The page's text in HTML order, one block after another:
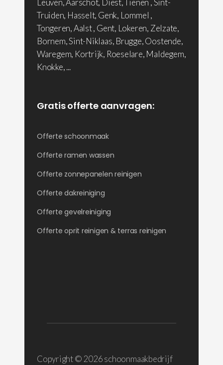
Leuven, Aarschot, Diest, Tienen , Sint-
Truiden, Hasselt, Genk, Lommel ,
Tongeren, Aalst , Gent, Lokeren, Zelzate,
Bornem, Sint-Niklaas, Brugge, Oostende,
Waregem, Kortrijk, Roeselare, Maldegem,
Knokke, ...
Gratis offerte aanvragen:
Offerte schoonmaak
Offerte ramen wassen
Offerte zonnepanelen reinigen
Offerte dakreiniging
Offerte gevelreiniging
Offerte oprit reinigen & terras reinigen
Copyright © 2026 schoonmaakbedrijf